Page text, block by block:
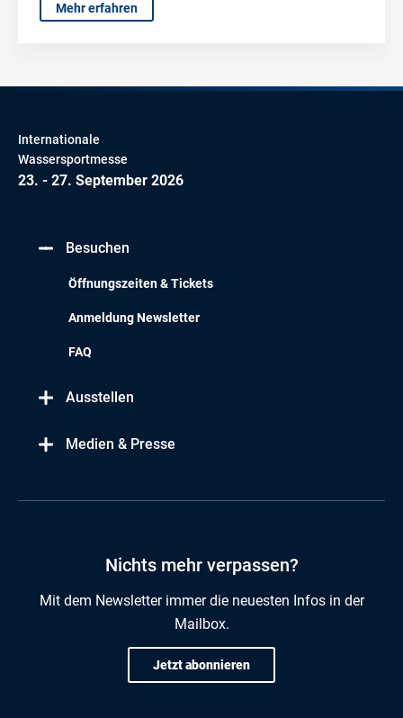
Mehr erfahren
Internationale
Wassersportmesse
23. - 27. September 2026
Besuchen
Öffnungszeiten & Tickets
Anmeldung Newsletter
FAQ
Ausstellen
Medien & Presse
Nichts mehr verpassen?
Mit dem Newsletter immer die neuesten Infos in der
Mailbox.
Jetzt abonnieren